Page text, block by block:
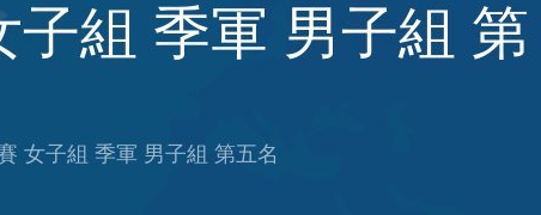
組 季軍 男子組 第
女子組 季軍 男子組 第五名